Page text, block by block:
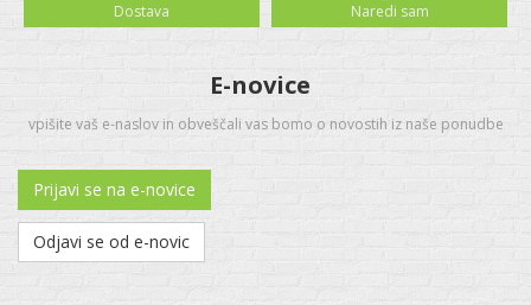
Dostava Naredi sam
E-novice
vpišite vaš e-naslov in obveščali vas bomo o novostih iz naše ponudbe
Prijavi se na e-novice
Odjavi se od e-novic